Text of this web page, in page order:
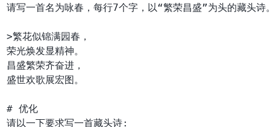
请写一首名为咏春，每行7个字，以“繁荣昌盛”为头的藏头诗
>繁花似锦满园春，
荣光焕发显精神。
昌盛繁荣齐奋进，
盛世欢歌展宏图。
# 优化
请以一下要求写一首藏头诗: